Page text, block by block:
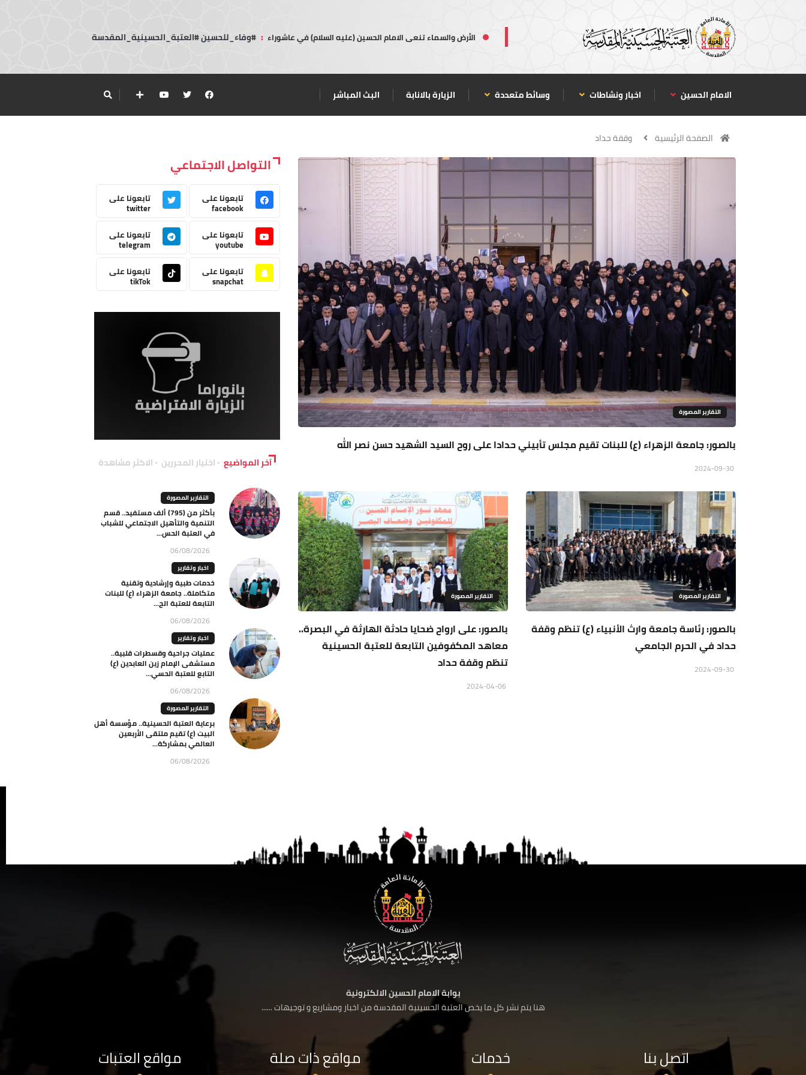
الأرض والسماء تنعى الامام الحسين (عليه السلام) في عاشوراء : #وفاء_للحسين #العتبة_الحسينية_المقدسة
الامام الحسين اخبار ونشاطات وسائط متعددة الزيارة بالانابة البث المباشر
الصفحة الرئيسية وقفة حداد
التقارير المصورة
بالصور: جامعة الزهراء (ع) للبنات تقيم مجلس تأبيني حدادا على روح السيد الشهيد حسن نصر الله
التقارير المصورة
بالصور: رئاسة جامعة وارث الأنبياء (ع) تنظم وقفة
حداد في الحرم الجامعي
التقارير المصورة
بالصور: على ارواح ضحايا حادثة الهارثة في البصرة..
معاهد المكفوفين التابعة للعتبة الحسينية
تنظم وقفة حداد
التواصل الاجتماعي
تابعونا على
facebook
تابعونا على
twitter
تابعونا على
youtube
تابعونا على
telegram
تابعونا على
snapchat
تابعونا على
tikTok
آخر المواضيع اختيار المحررين الاكثر مشاهدة
التقارير المصورة
بأكثر من (795) ألف مستفيد.. قسم
التنمية والتأهيل الاجتماعي للشباب
في العتبة الحس...
06/08/2026
اخبار وتقارير
خدمات طبية وإرشادية وتقنية
متكاملة.. جامعة الزهراء (ع) للبنات
التابعة للعتبة الح...
06/08/2026
اخبار وتقارير
عمليات جراحية وقسطرات قلبية..
مستشفى الإمام زين العابدين (ع)
التابع للعتبة الحسي...
06/08/2026
التقارير المصورة
برعاية العتبة الحسينية.. مؤسسة أهل
البيت (ع) تقيم ملتقى الأربعين
العالمي بمشاركة...
06/08/2026
بوابة الامام الحسين الالكترونية
هنا يتم نشر كل ما يخص العتبة الحسينية المقدسة من اخبار ومشاريع و توجيهات ......
اتصل بنا خدمات مواقع ذات صلة مواقع العتبات